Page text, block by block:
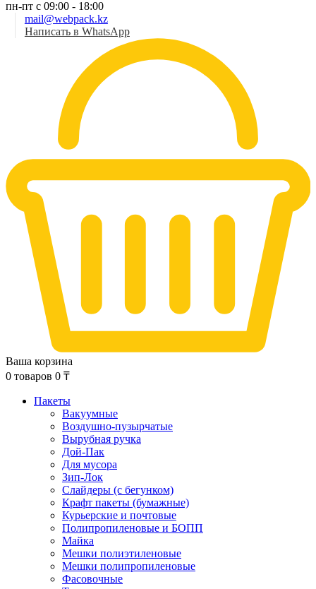
пн-пт с 09:00 - 18:00
mail@webpack.kz
Написать в WhatsApp
Ваша корзина
0 товаров 0 ₸
Пакеты
Вакуумные
Воздушно-пузырчатые
Вырубная ручка
Дой-Пак
Для мусора
Зип-Лок
Слайдеры (с бегунком)
Крафт пакеты (бумажные)
Курьерские и почтовые
Полипропиленовые и БОПП
Майка
Мешки полиэтиленовые
Мешки полипропиленовые
Фасовочные